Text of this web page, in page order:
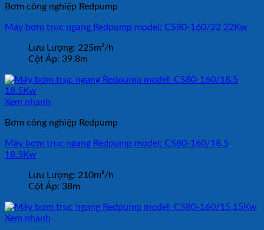
Bơm công nghiệp Redpump
Máy bơm trục ngang Redpump model: CS80-160/22 22Kw
Lưu Lượng: 225m³/h
Cột Áp: 39.8m
Xem nhanh
Bơm công nghiệp Redpump
Máy bơm trục ngang Redpump model: CS80-160/18.5
18.5Kw
Lưu Lượng: 210m³/h
Cột Áp: 38m
Xem nhanh